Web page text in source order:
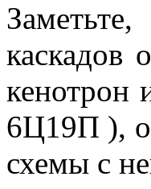
каскадов
6Ц19П ),
схемы с